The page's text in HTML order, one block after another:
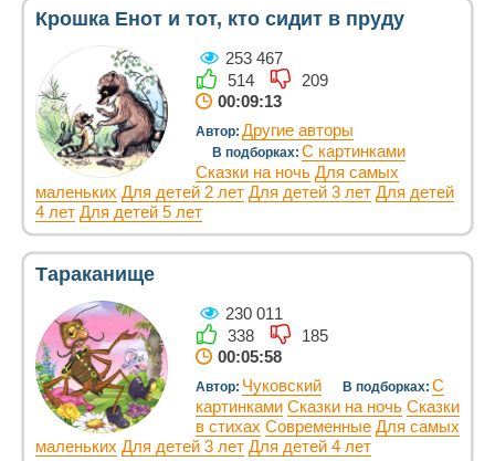
Крошка Енот и тот, кто сидит в пруду
253 467
514
209
00:09:13
Автор: Другие авторы
В подборках: С картинками
Сказки на ночь Для самых
маленьких Для детей 2 лет Для детей 3 лет Для детей
4 лет Для детей 5 лет
Тараканище
230 011
338
185
00:05:58
Автор: Чуковский В подборках: С
картинками Сказки на ночь Сказки
в стихах Современные Для самых
маленьких Для детей 3 лет Для детей 4 лет